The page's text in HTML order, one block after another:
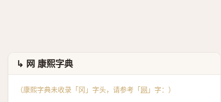
↳ 网 康熙字典
（康熙字典未收录「冈」字头，请参考「网 」字：）